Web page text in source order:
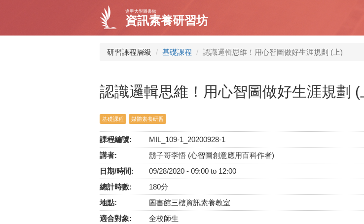
內
逢甲大學圖書館
資訊素養研習坊
研習課程層級 基礎課程 認識邏輯思維！用心智圖做好生涯規劃 (上)
認識邏輯思維！用心智圖做好生涯規劃 (
基礎課程 媒體素養研習
課程編號:
MIL_109-1_20200928-1
講者:
鬍子哥李悟 (心智圖創意應用百科作者)
日期/時間:
09/28/2020 - 09:00 to 12:00
總計時數:
180分
地點:
圖書館三樓資訊素養教室
適合對象:
全校師生